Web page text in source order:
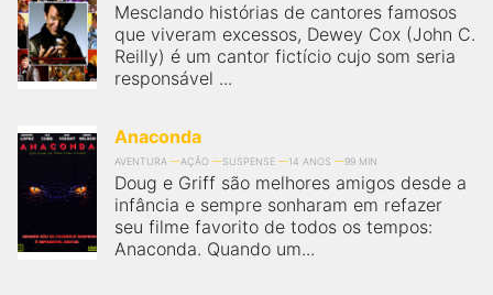
Mesclando histórias de cantores famosos
que viveram excessos, Dewey Cox (John C.
Reilly) é um cantor fictício cujo som seria
responsável ...
Anaconda
AVENTURA AÇÃO SUSPENSE 14 ANOS 99 MIN
Doug e Griff são melhores amigos desde a
infância e sempre sonharam em refazer
seu filme favorito de todos os tempos:
Anaconda. Quando um...